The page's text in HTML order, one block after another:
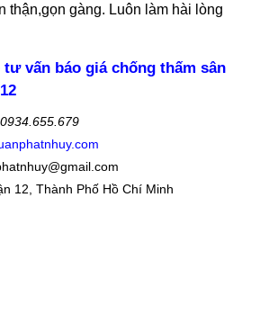
thận,gọn gàng. Luôn làm hài lòng
vấn báo giá chống thấm sân
0934.655.679
12, Thành Phố Hồ Chí Minh